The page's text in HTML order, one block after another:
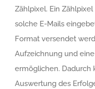
Zählpixel. Ein
solche E-Mails
Format versendet
Aufzeichnung und
ermöglichen. Dadurch
Auswertung des